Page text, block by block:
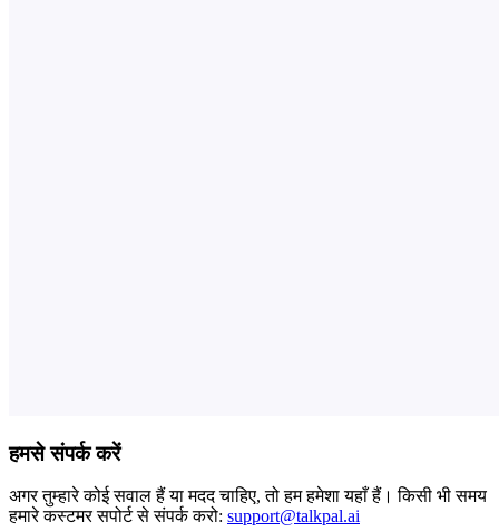
हमसे संपर्क करें
अगर तुम्हारे कोई सवाल हैं या मदद चाहिए, तो हम हमेशा यहाँ हैं। किसी भी समय
हमारे कस्टमर सपोर्ट से संपर्क करो: support@talkpal.ai